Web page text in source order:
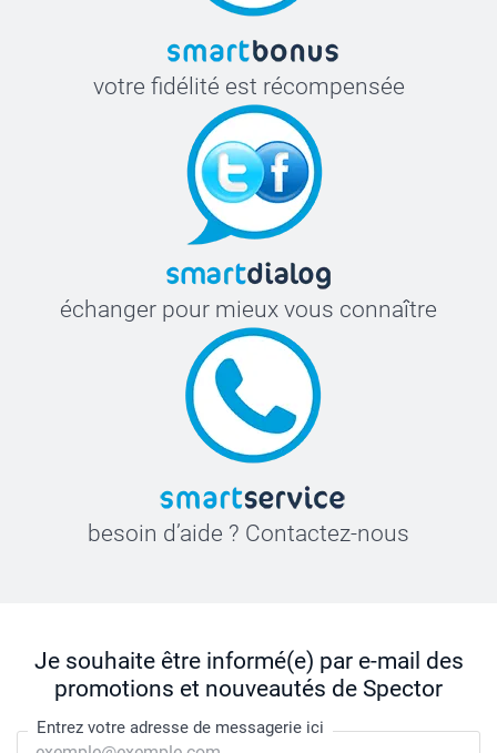
votre fidélité est récompensée
échanger pour mieux vous connaître
besoin d’aide ? Contactez-nous
Je souhaite être informé(e) par e-mail des
promotions et nouveautés de Spector
Entrez votre adresse de messagerie ici